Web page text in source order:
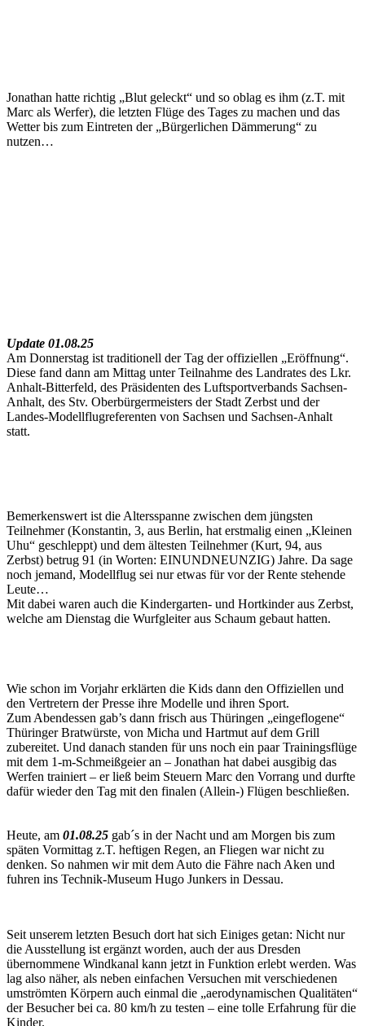
Jonathan hatte richtig „Blut geleckt“ und so oblag es ihm (z.T. mit
Marc als Werfer), die letzten Flüge des Tages zu machen und das
Wetter bis zum Eintreten der „Bürgerlichen Dämmerung“ zu
nutzen…
Update 01.08.25
Am Donnerstag ist traditionell der Tag der offiziellen „Eröffnung“.
Diese fand dann am Mittag unter Teilnahme des Landrates des Lkr.
Anhalt-Bitterfeld, des Präsidenten des Luftsportverbands Sachsen-
Anhalt, des Stv. Oberbürgermeisters der Stadt Zerbst und der
Landes-Modellflugreferenten von Sachsen und Sachsen-Anhalt
statt.
Bemerkenswert ist die Altersspanne zwischen dem jüngsten
Teilnehmer (Konstantin, 3, aus Berlin, hat erstmalig einen „Kleinen
Uhu“ geschleppt) und dem ältesten Teilnehmer (Kurt, 94, aus
Zerbst) betrug 91 (in Worten: EINUNDNEUNZIG) Jahre. Da sage
noch jemand, Modellflug sei nur etwas für vor der Rente stehende
Leute…
Mit dabei waren auch die Kindergarten- und Hortkinder aus Zerbst,
welche am Dienstag die Wurfgleiter aus Schaum gebaut hatten.
Wie schon im Vorjahr erklärten die Kids dann den Offiziellen und
den Vertretern der Presse ihre Modelle und ihren Sport.
Zum Abendessen gab’s dann frisch aus Thüringen „eingeflogene“
Thüringer Bratwürste, von Micha und Hartmut auf dem Grill
zubereitet. Und danach standen für uns noch ein paar Trainingsflüge
mit dem 1-m-Schmeißgeier an – Jonathan hat dabei ausgibig das
Werfen trainiert – er ließ beim Steuern Marc den Vorrang und durfte
dafür wieder den Tag mit den finalen (Allein-) Flügen beschließen.
Heute, am 01.08.25 gab´s in der Nacht und am Morgen bis zum
späten Vormittag z.T. heftigen Regen, an Fliegen war nicht zu
denken. So nahmen wir mit dem Auto die Fähre nach Aken und
fuhren ins Technik-Museum Hugo Junkers in Dessau.
Seit unserem letzten Besuch dort hat sich Einiges getan: Nicht nur
die Ausstellung ist ergänzt worden, auch der aus Dresden
übernommene Windkanal kann jetzt in Funktion erlebt werden. Was
lag also näher, als neben einfachen Versuchen mit verschiedenen
umströmten Körpern auch einmal die „aerodynamischen Qualitäten“
der Besucher bei ca. 80 km/h zu testen – eine tolle Erfahrung für die
Kinder.